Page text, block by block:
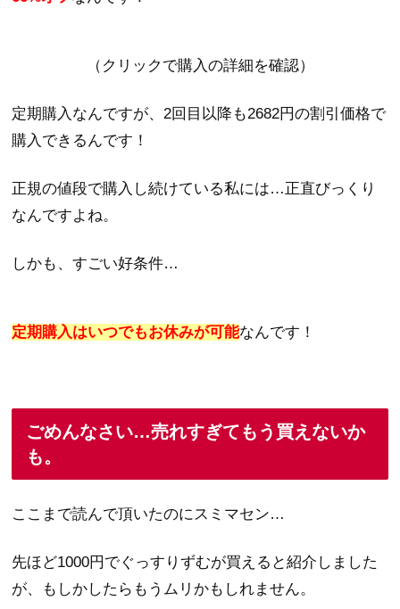
（クリックで購入の詳細を確認）
定期購入なんですが、2回目以降も2682円の割引価格で
購入できるんです！
正規の値段で購入し続けている私には…正直びっくり
なんですよね。
しかも、すごい好条件…
定期購入はいつでもお休みが可能なんです！
ごめんなさい…売れすぎてもう買えないか
も。
ここまで読んで頂いたのにスミマセン…
先ほど1000円でぐっすりずむが買えると紹介しました
が、もしかしたらもうムリかもしれません。